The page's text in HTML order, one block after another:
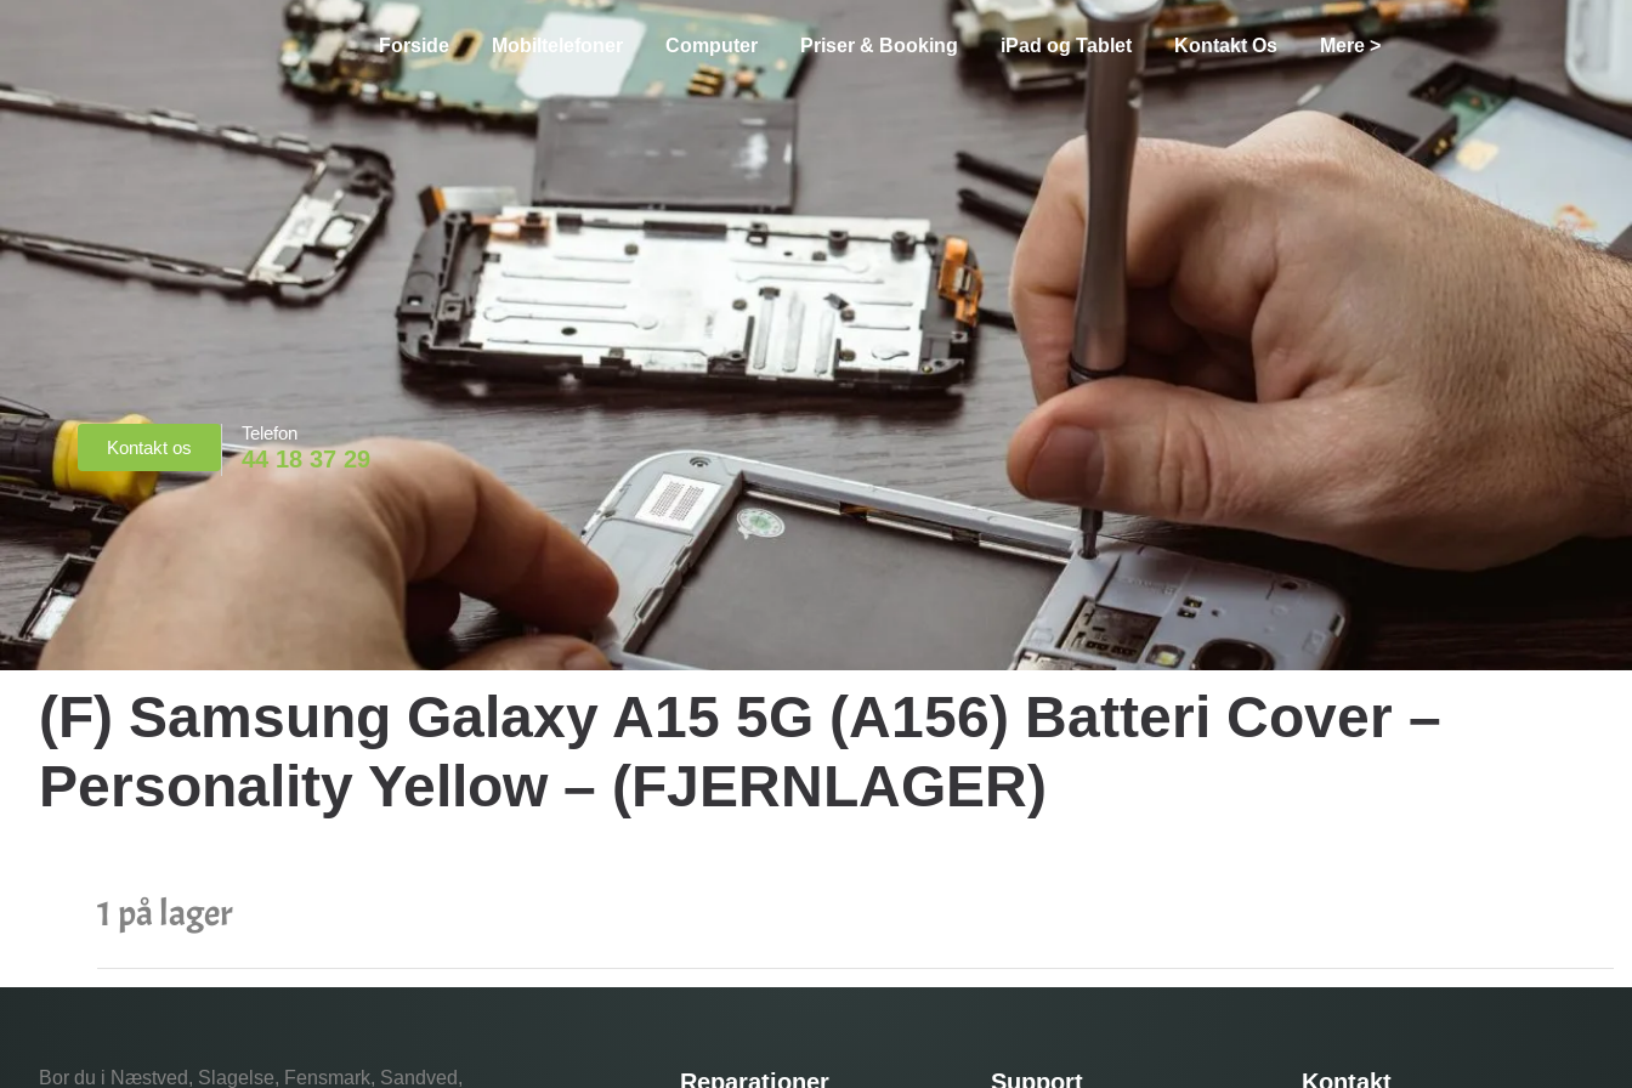
Forside Mobiltelefoner Computer Priser & Booking iPad og Tablet Kontakt Os Mere >
Kontakt os
Telefon
44 18 37 29
(F) Samsung Galaxy A15 5G (A156) Batteri Cover –
Personality Yellow – (FJERNLAGER)
1 på lager
Bor du i Næstved, Slagelse, Fensmark, Sandved, Reparationer Support Kontakt